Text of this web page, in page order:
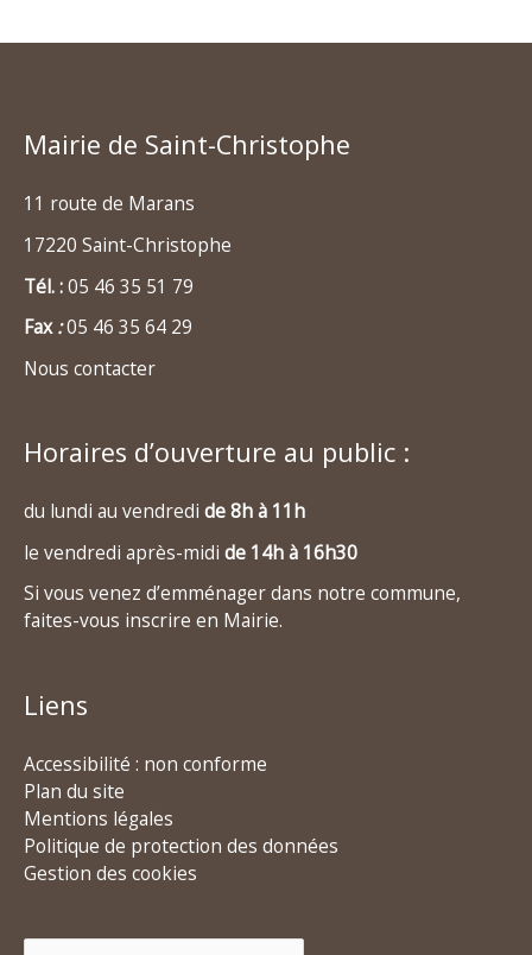
Mairie de Saint-Christophe
11 route de Marans
17220 Saint-Christophe
Tél. :05 46 35 51 79
Fax:05 46 35 64 29
Nous contacter
Horaires d’ouverture au public :
du lundi au vendredi de 8h à 11h
le vendredi après-midi de 14h à 16h30
Si vous venez d’emménager dans notre commune,
faites-vous inscrire en Mairie.
Liens
Accessibilité : non conforme
Plan du site
Mentions légales
Politique de protection des données
Gestion des cookies